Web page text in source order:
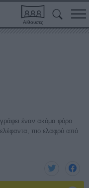
Αίθουσες
έναν ακόμα φόρο
πιο ελαφρύ από